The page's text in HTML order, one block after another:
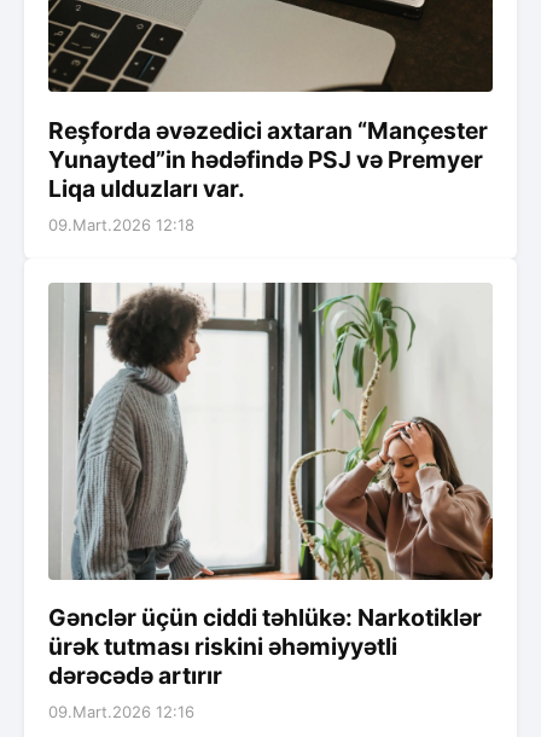
Reşforda əvəzedici axtaran “Mançester
Yunayted”in hədəfində PSJ və Premyer
Liqa ulduzları var.
09.Mart.2026 12:18
Gənclər üçün ciddi təhlükə: Narkotiklər
ürək tutması riskini əhəmiyyətli
dərəcədə artırır
09.Mart.2026 12:16